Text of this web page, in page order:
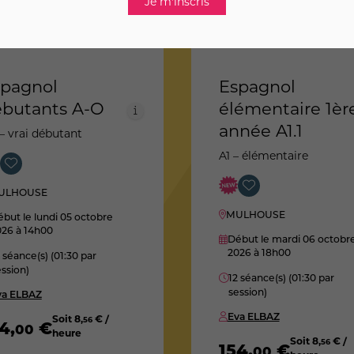
A-O
vrai débutant
le lundi 05 octobre
à 14h00
séance(s) (01:30 par
ELBAZ
,00 €Soit8,56€ /
heure
Espagnol
élémentaire
année A1.1
A1 – élémentaire
MULHOUSE
Début le mardi 06
2026 à 18h00
12 séance(s) (01:30 par
session)
Eva ELBAZ
154,00 €Soit8,56€ /